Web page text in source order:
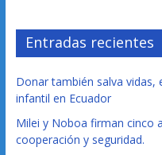
Entradas recientes
Donar también salva vidas,
infantil en Ecuador
Milei y Noboa firman cinco
cooperación y seguridad.